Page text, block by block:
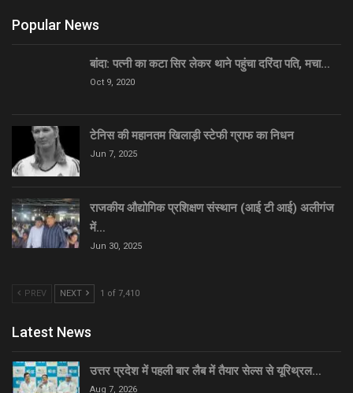
Popular News
बांदा: पत्नी का कटा सिर लेकर थाने पहुंचा दरिंदा पति, मचा…
Oct 9, 2020
टेनिस की महानतम खिलाड़ी स्टेफी ग्राफ का निधन
Jun 7, 2025
राजकीय औद्योगिक प्रशिक्षण संस्थान (आई टी आई) अलीगंज
में…
Jun 30, 2025
PREV NEXT 1 of 7,410
Latest News
उत्तर प्रदेश में पहली बार लैब में तैयार सेल्स से यूरिथ्रल…
Aug 7, 2026